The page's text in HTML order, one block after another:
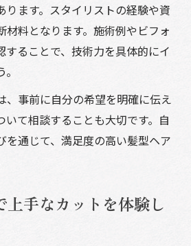
ります。スタイリストの経験や資
材料となります。施術例やビフォ
することで、技術力を具体的にイ
、事前に自分の希望を明確に伝え
いて相談することも大切です。自
を通じて、満足度の高い髪型ヘア
上手なカットを体験し